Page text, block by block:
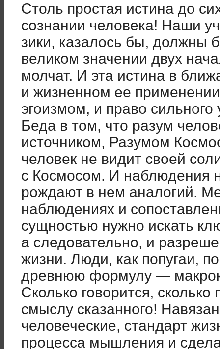
Столь простая истина до
сознании человека! Наши
зики, казалось бы, должны
вели­ком значении двух
молчат. И эта истина в
и жизнен­ном ее
эгоизмом, и право
Беда в том, что разум
источником, Разумом
человек не видит своей
с Космосом. И наблюде­ния
рождают в нем аналогий.
наблюдениях и
сущностью нужно искать
а следовательно, и
жизни. Люди, как попугаи,
древнюю формулу —
Сколько говорится,
смыслу сказанного!
человеческие, стандарт
процес­са мышления и